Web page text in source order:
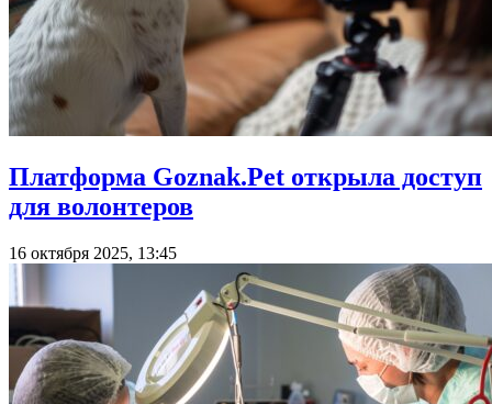
Платформа Goznak.Pet открыла доступ
для волонтеров
16 октября 2025, 13:45